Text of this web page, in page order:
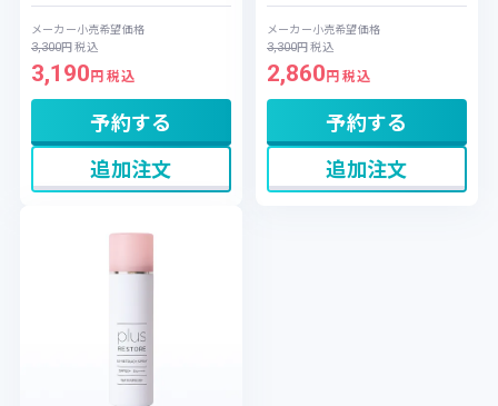
を配合し、日中の肌を健やかに
保ちながら、紫外線ダメージを
ブロックします。高い防水性を
備えたウォータープルーフタイ
プで、アウトドアや長時間の外
出にも最適です。広範囲に塗り
広げやすいローションタイプの
ため、顔だけでなくボディへの
使用や、ベタつきを嫌う男性の
方にもおすすめです。
メーカー小売希望価格
3,300円税込
3,190円 税込
予約する
追加注文
配合。日中の肌を健やかに保ち
ながら、しっとりなめらかな使
い心地で化粧下地としても活躍
します。紫外線吸収剤を使用し
ないノンケミカル処方で、せっ
けんで落とせるため、デリケー
トな時期の肌を外的刺激から優
しく守り抜きます。
メーカー小売希望価格
3,300円税込
2,860円 税込
予約する
追加注文